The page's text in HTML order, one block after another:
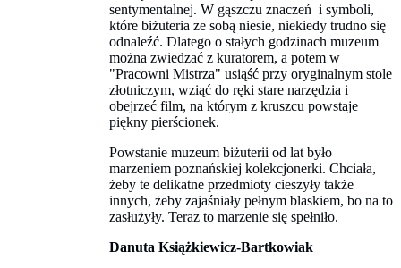
sentymentalnej. W gąszczu znaczeń i symboli,
które biżuteria ze sobą niesie, niekiedy trudno się
odnaleźć. Dlatego o stałych godzinach muzeum
można zwiedzać z kuratorem, a potem w
"Pracowni Mistrza" usiąść przy oryginalnym stole
złotniczym, wziąć do ręki stare narzędzia i
obejrzeć film, na którym z kruszcu powstaje
piękny pierścionek.
Powstanie muzeum biżuterii od lat było
marzeniem poznańskiej kolekcjonerki. Chciała,
żeby te delikatne przedmioty cieszyły także
innych, żeby zajaśniały pełnym blaskiem, bo na to
zasłużyły. Teraz to marzenie się spełniło.
Danuta Książkiewicz-Bartkowiak